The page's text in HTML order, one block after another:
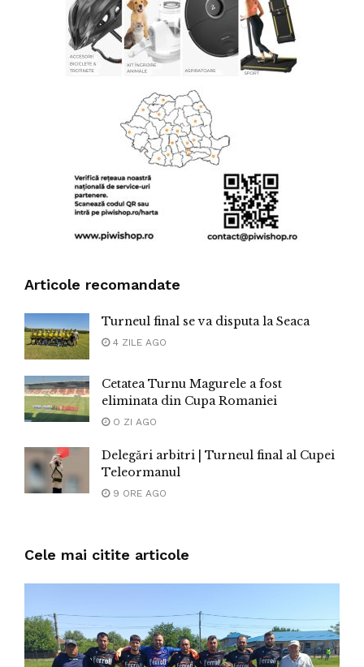
Articole recomandate
Turneul final se va disputa la Seaca
4 ZILE AGO
Cetatea Turnu Magurele a fost
eliminata din Cupa Romaniei
O ZI AGO
Delegări arbitri | Turneul final al Cupei
Teleormanul
9 ORE AGO
Cele mai citite articole